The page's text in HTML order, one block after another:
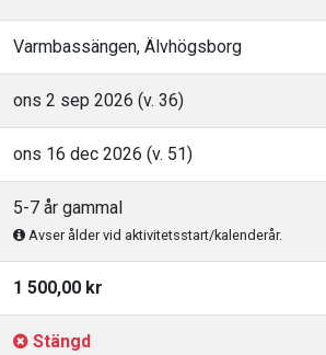
Varmbassängen, Älvhögsborg
ons 2 sep 2026 (v. 36)
ons 16 dec 2026 (v. 51)
5-7 år gammal
Avser ålder vid aktivitetsstart/kalenderår.
1 500,00 kr
Stängd